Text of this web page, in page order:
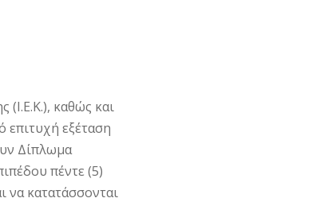
(Ι.Ε.Κ.), καθώς και
επιτυχή εξέταση
Δίπλωμα
πέντε (5)
να κατατάσσονται